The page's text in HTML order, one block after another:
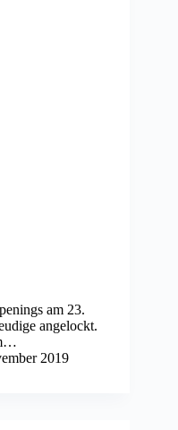
am 23.
angelockt.
2019